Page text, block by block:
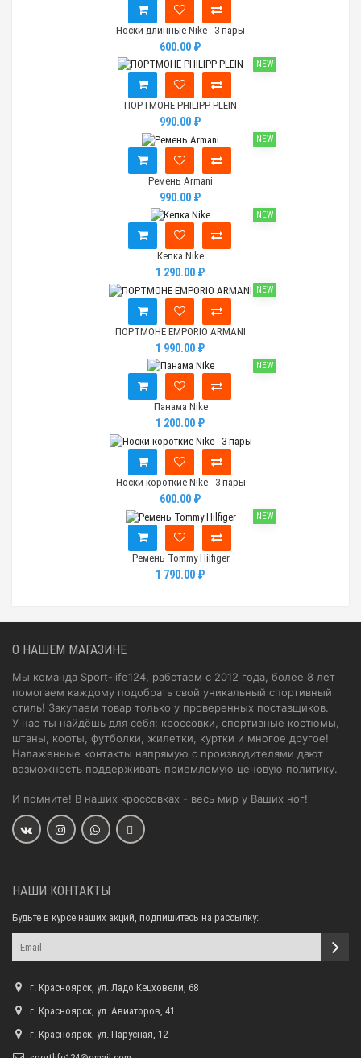
Носки длинные Nike - 3 пары
600.00 ₽
NEW
ПОРТМОНЕ PHILIPP PLEIN
990.00 ₽
NEW
Ремень Armani
990.00 ₽
NEW
Кепка Nike
1 290.00 ₽
NEW
ПОРТМОНЕ EMPORIO ARMANI
1 990.00 ₽
NEW
Панама Nike
1 200.00 ₽
Носки короткие Nike - 3 пары
600.00 ₽
NEW
Ремень Tommy Hilfiger
1 790.00 ₽
О НАШЕМ МАГАЗИНЕ
Мы команда Sport-life124, работаем с 2012 года, более 8 лет
помогаем каждому подобрать свой уникальный спортивный
стиль! Закупаем товар только у проверенных поставщиков.
У нас ты найдёшь для себя: кроссовки, спортивные костюмы,
штаны, кофты, футболки, жилетки, куртки и многое другое!
Налаженные контакты напрямую с производителями дают
возможность поддерживать приемлемую ценовую политику.
И помните! В наших кроссовках - весь мир у Ваших ног!
НАШИ КОНТАКТЫ
Будьте в курсе наших акций, подпишитесь на рассылку:
г. Красноярск, ул. Ладо Кецховели, 68
г. Красноярск, ул. Авиаторов, 41
г. Красноярск, ул. Парусная, 12